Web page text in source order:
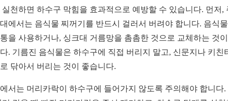
실천하면 하수구 막힘을 효과적으로 예방할 수 있습니다. 먼저,
에서는 음식물 찌꺼기를 반드시 걸러서 버려야 합니다. 음식
을 사용하거나, 싱크대 거름망을 촘촘한 것으로 교체하는 것
. 기름진 음식물은 하수구에 직접 버리지 말고, 신문지나 키친
닦아서 버리는 것이 좋습니다.
서는 머리카락이 하수구에 들어가지 않도록 주의해야 합니다.